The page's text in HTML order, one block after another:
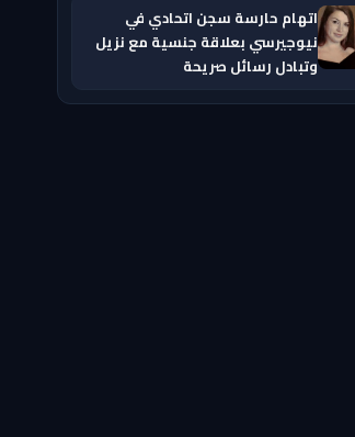
اتهام حارسة سجن اتحادي في
نيوجيرسي بعلاقة جنسية مع نزيل
وتبادل رسائل صريحة